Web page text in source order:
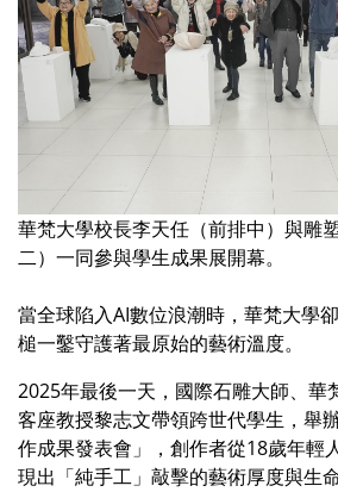
華梵大學校長李天任（前排中）與雕
二）一同參與學生成果展開幕。
當全球陷入AI數位浪潮時，華梵大學
槌一鑿守護著最原始的藝術溫度。
2025年最後一天，國際石雕大師、華
客座教授黎志文帶領跨世代學生，舉
作成果發表會」，創作者從18歲年輕
現出「純手工」敲擊的藝術厚度與生命